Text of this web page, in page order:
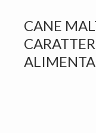
i
n
c
i
m
a
o
t
e
CANE